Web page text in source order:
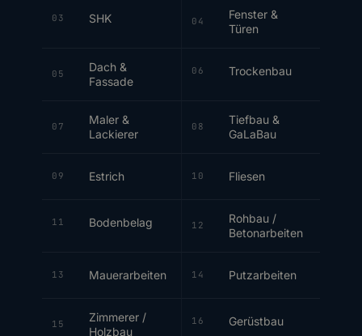
03 SHK 04
Fenster &
Türen
05
Dach &
Fassade
06 Trockenbau
07
Maler &
Lackierer
08
Tiefbau &
GaLaBau
09 Estrich 10 Fliesen
11 Bodenbelag 12
Rohbau /
Betonarbeiten
13 Mauerarbeiten 14 Putzarbeiten
15
Zimmerer /
Holzbau
16 Gerüstbau